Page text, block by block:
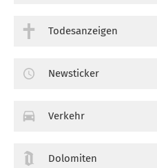
Todesanzeigen
Newsticker
Verkehr
Dolomiten